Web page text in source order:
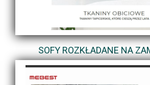
SOFY ROZKŁADANE NA